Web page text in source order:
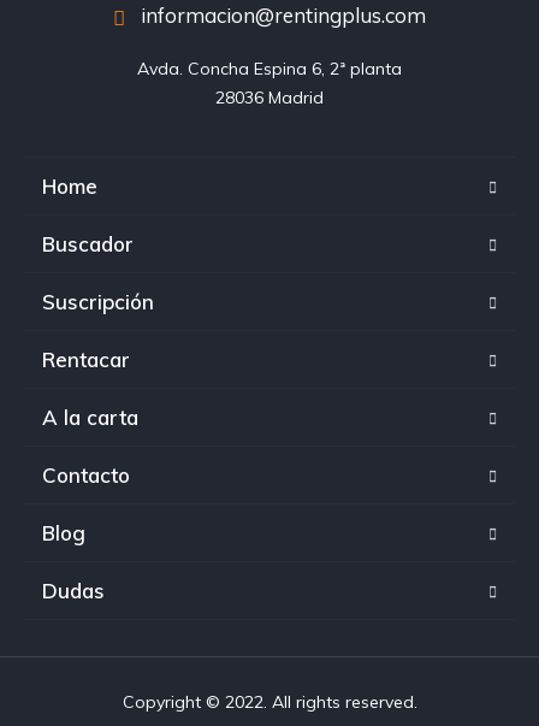
informacion@rentingplus.com
Avda. Concha Espina 6, 2ª planta
28036 Madrid
Home
Buscador
Suscripción
Rentacar
A la carta
Contacto
Blog
Dudas
Copyright © 2022. All rights reserved.